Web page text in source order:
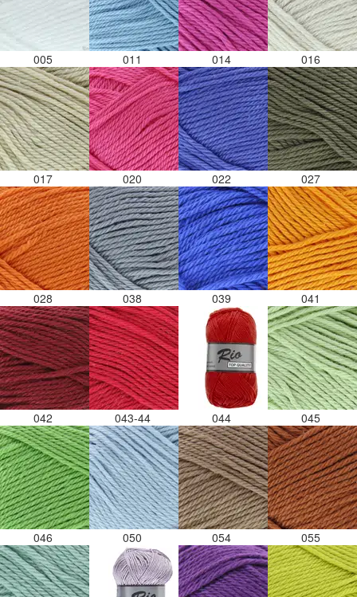
005 011 014 016
017 020 022 027
028 038 039 041
042 043-44 044 045
046 050 054 055